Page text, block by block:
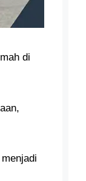
di